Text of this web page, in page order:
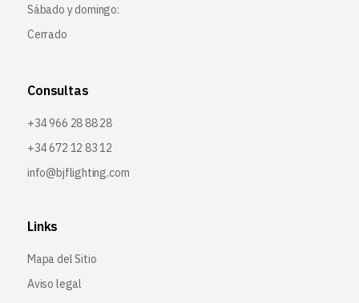
Sábado y domingo:
Cerrado
Consultas
+34 966 28 88 28
+34 672 12 83 12
info@bjflighting.com
Links
Mapa del Sitio
Aviso legal